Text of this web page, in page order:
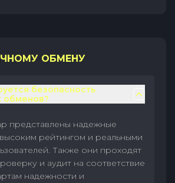
ОБМЕНУ
безопасность
обменов?
представлены надежные
рейтингом и реальными
Также они проходят
и аудит на соответствие
надежности и